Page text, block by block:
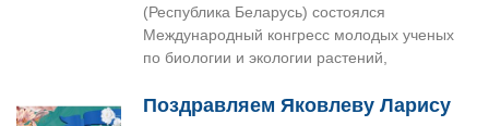
(Республика Беларусь) состоялся
Международный конгресс молодых ученых
по биологии и экологии растений,
Поздравляем Яковлеву Ларису